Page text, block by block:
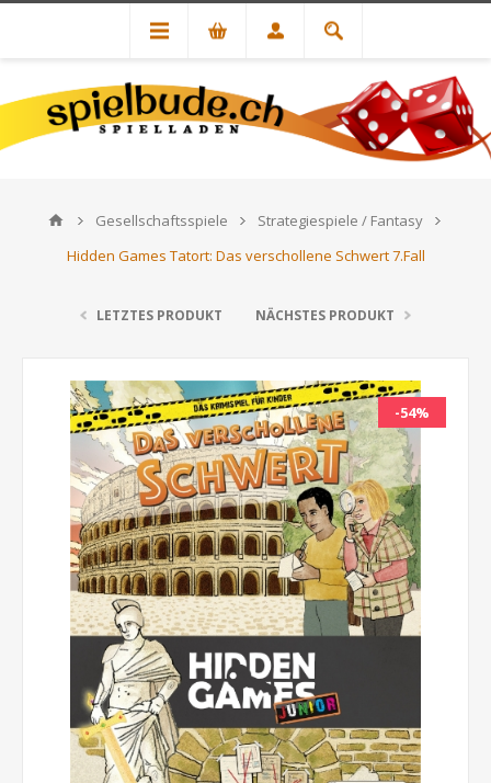
Gesellschaftsspiele
Strategiespiele / Fantasy
Hidden Games Tatort: Das verschollene Schwert 7.Fall
LETZTES PRODUKT NÄCHSTES PRODUKT
-54%